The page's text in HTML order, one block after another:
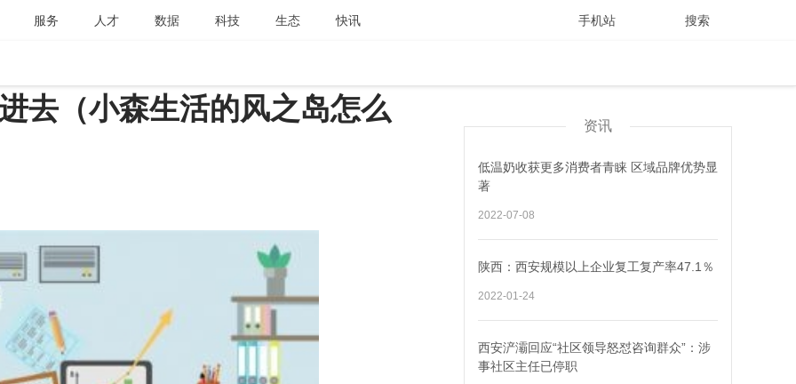
服务 人才 数据 科技 生态 快讯 手机站 搜索
去（小森生活的风之岛怎么
资讯
低温奶收获更多消费者青睐 区域品牌优势显
著
2022-07-08
陕西：西安规模以上企业复工复产率47.1％
2022-01-24
西安浐灞回应“社区领导怒怼咨询群众”：涉
事社区主任已停职